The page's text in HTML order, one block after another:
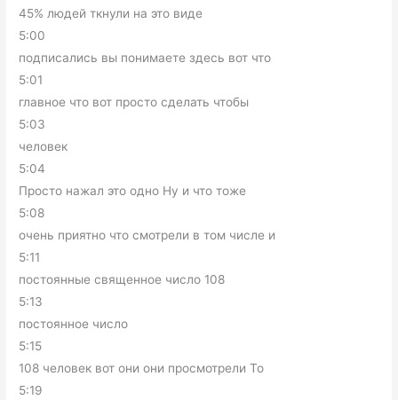
45% людей ткнули на это виде
5:00
подписались вы понимаете здесь вот что
5:01
главное что вот просто сделать чтобы
5:03
человек
5:04
Просто нажал это одно Ну и что тоже
5:08
очень приятно что смотрели в том числе и
5:11
постоянные священное число 108
5:13
постоянное число
5:15
108 человек вот они они просмотрели То
5:19